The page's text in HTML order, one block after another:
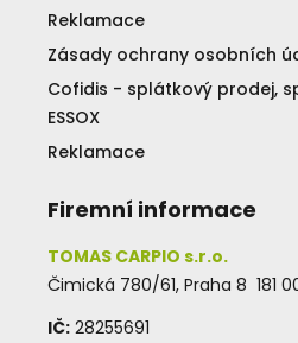
Reklamace
Zásady ochrany osobních
Cofidis - splátkový prodej,
ESSOX
Reklamace
Firemní informace
TOMAS CARPIO s.r.o.
Čimická 780/61, Praha 8 181
IČ: 28255691